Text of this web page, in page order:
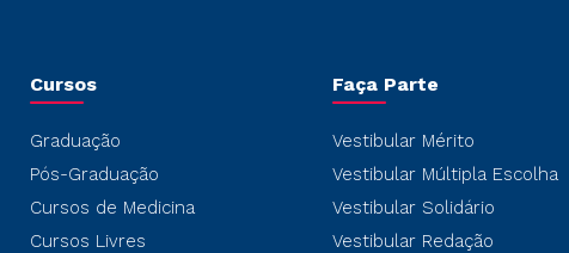
Cursos
Graduação
Pós-Graduação
Cursos de Medicina
Cursos Livres
Faça Parte
Vestibular Mérito
Vestibular Múltipla Escolha
Vestibular Solidário
Vestibular Redação